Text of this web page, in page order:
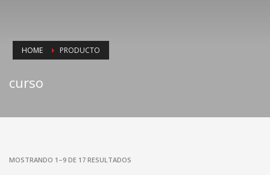
HOME PRODUCTO
curso
MOSTRANDO 1–9 DE 17 RESULTADOS